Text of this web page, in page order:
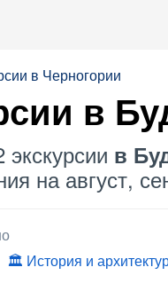
в Черногории
в
в
на август,
История и